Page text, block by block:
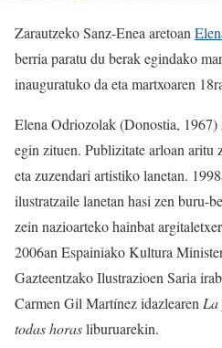
Zarautzeko Sanz-Enea aretoan
berria paratu du berak egindako
inauguratuko da eta martxoaren
Elena Odriozolak (Donostia,
egin zituen. Publizitate arloan aritu
eta zuzendari artistiko lanetan.
ilustratzaile lanetan hasi zen buru-
zein nazioarteko hainbat
2006an Espainiako Kultura
Gazteentzako Ilustrazioen Saria
Carmen Gil Martínez idazlearen La
todas horasliburuarekin.